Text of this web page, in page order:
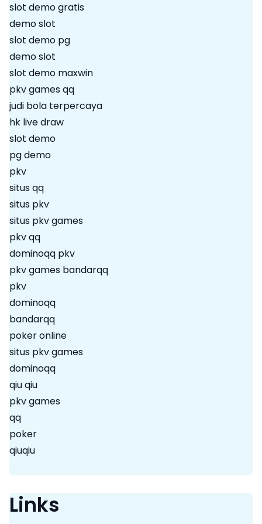
slot demo gratis
demo slot
slot demo pg
demo slot
slot demo maxwin
pkv games qq
judi bola terpercaya
hk live draw
slot demo
pg demo
pkv
situs qq
situs pkv
situs pkv games
pkv qq
dominoqq pkv
pkv games bandarqq
pkv
dominoqq
bandarqq
poker online
situs pkv games
dominoqq
qiu qiu
pkv games
qq
poker
qiuqiu
Links